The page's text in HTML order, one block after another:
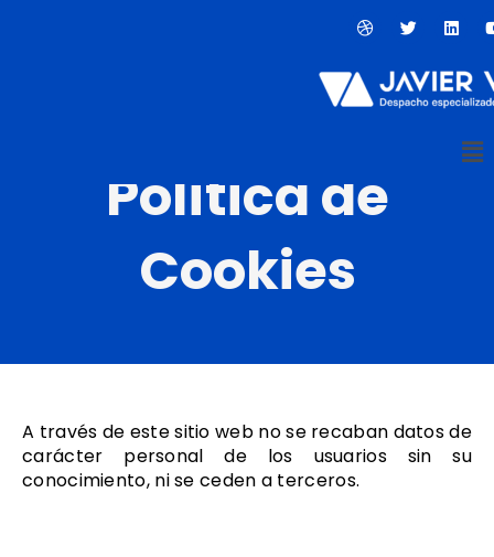
D
r
b
b
T
w
t
t
e
L
i
k
e
d
Política de
Cookies
A través de este sitio web no se recaban datos de
carácter personal de los usuarios sin su
conocimiento, ni se ceden a terceros.